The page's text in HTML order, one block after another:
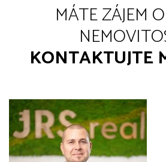
MÁTE ZÁJEM
KONTAKTUJTE